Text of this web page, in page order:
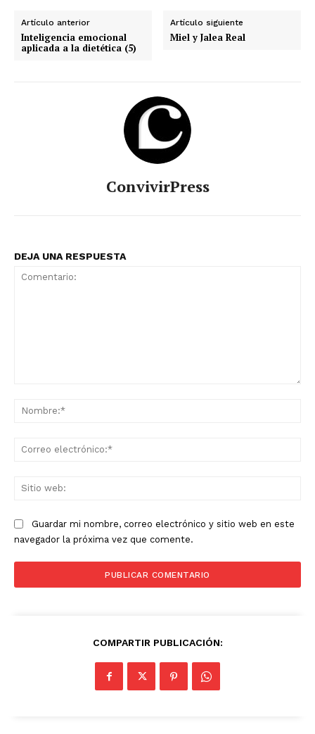
Artículo anterior
Inteligencia emocional
aplicada a la dietética (5)
Artículo siguiente
Miel y Jalea Real
ConvivirPress
DEJA UNA RESPUESTA
Guardar mi nombre, correo electrónico y sitio web en este
navegador la próxima vez que comente.
COMPARTIR PUBLICACIÓN: